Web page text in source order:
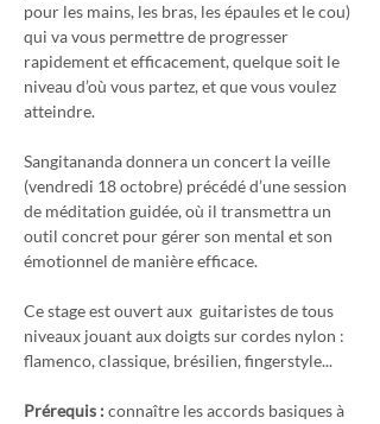
pour les mains, les bras, les épaules et le cou)
qui va vous permettre de progresser
rapidement et efficacement, quelque soit le
niveau d’où vous partez, et que vous voulez
atteindre.
Sangitananda donnera un concert la veille
(vendredi 18 octobre) précédé d’une session
de méditation guidée, où il transmettra un
outil concret pour gérer son mental et son
émotionnel de manière efficace.
Ce stage est ouvert aux  guitaristes de tous
niveaux jouant aux doigts sur cordes nylon :
flamenco, classique, brésilien, fingerstyle...
Prérequis : connaître les accords basiques à